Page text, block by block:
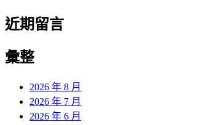
近期留言
彙整
2026 年 8 月
2026 年 7 月
2026 年 6 月